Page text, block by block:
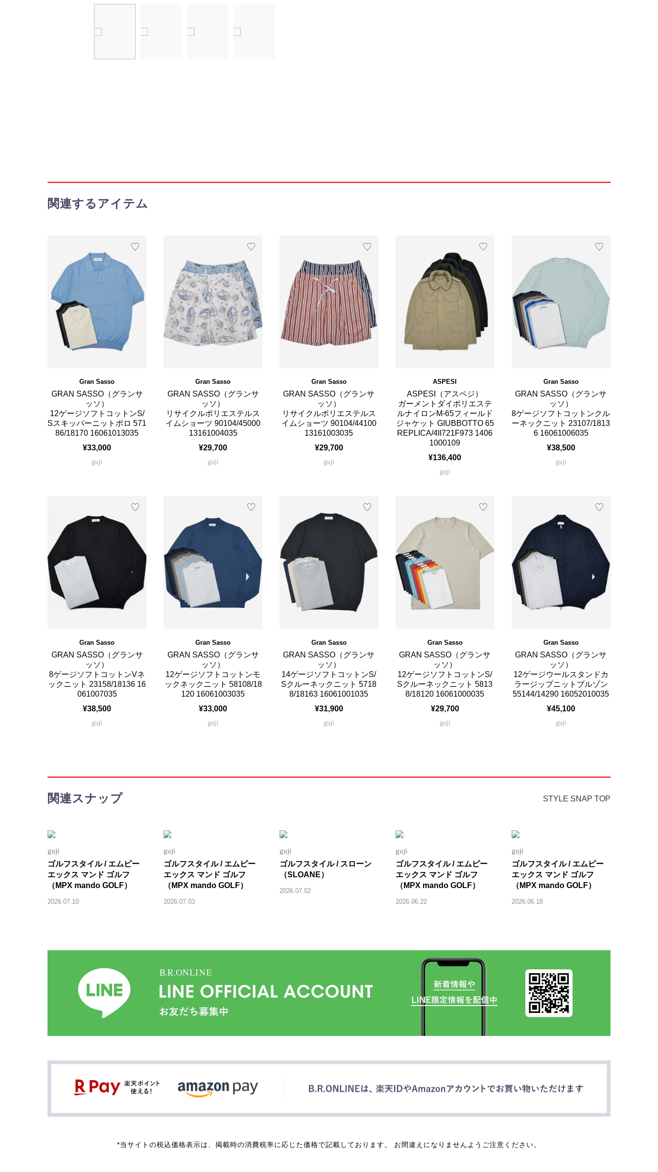
関連するアイテム
Gran Sasso
GRAN SASSO（グランサ
ッソ）
12ゲージソフトコットンS/
Sスキッパーニットポロ 571
86/18170 16061013035
¥33,000
guji
Gran Sasso
GRAN SASSO（グランサ
ッソ）
リサイクルポリエステルス
イムショーツ 90104/45000
13161004035
¥29,700
guji
Gran Sasso
GRAN SASSO（グランサ
ッソ）
リサイクルポリエステルス
イムショーツ 90104/44100
13161003035
¥29,700
guji
ASPESI
ASPESI（アスペジ）
ガーメントダイポリエステ
ルナイロンM-65フィールド
ジャケット GIUBBOTTO 65
REPLICA/4II721F973 1406
1000109
¥136,400
guji
Gran Sasso
GRAN SASSO（グランサ
ッソ）
8ゲージソフトコットンクル
ーネックニット 23107/1813
6 16061006035
¥38,500
guji
Gran Sasso
GRAN SASSO（グランサ
ッソ）
8ゲージソフトコットンVネ
ックニット 23158/18136 16
061007035
¥38,500
guji
Gran Sasso
GRAN SASSO（グランサ
ッソ）
12ゲージソフトコットンモ
ックネックニット 58108/18
120 16061003035
¥33,000
guji
Gran Sasso
GRAN SASSO（グランサ
ッソ）
14ゲージソフトコットンS/
Sクルーネックニット 5718
8/18163 16061001035
¥31,900
guji
Gran Sasso
GRAN SASSO（グランサ
ッソ）
12ゲージソフトコットンS/
Sクルーネックニット 5813
8/18120 16061000035
¥29,700
guji
Gran Sasso
GRAN SASSO（グランサ
ッソ）
12ゲージウールスタンドカ
ラージップニットブルゾン
55144/14290 16052010035
¥45,100
guji
関連スナップ STYLE SNAP TOP
guji
ゴルフスタイル / エムピー
エックス マンド ゴルフ
（MPX mando GOLF）
2026.07.10
guji
ゴルフスタイル / エムピー
エックス マンド ゴルフ
（MPX mando GOLF）
2026.07.03
guji
ゴルフスタイル / スローン
（SLOANE）
2026.07.02
guji
ゴルフスタイル / エムピー
エックス マンド ゴルフ
（MPX mando GOLF）
2026.06.22
guji
ゴルフスタイル / エムピー
エックス マンド ゴルフ
（MPX mando GOLF）
2026.06.18
*当サイトの税込価格表示は、掲載時の消費税率に応じた価格で記載しております。 お間違えになりませんようご注意ください。